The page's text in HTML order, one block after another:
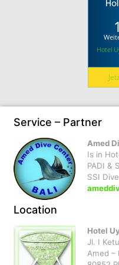
Hotel
Service – Partner
Amed
Is in
PADI &
SSI
Location
Hotel
Jl. I
Amed –